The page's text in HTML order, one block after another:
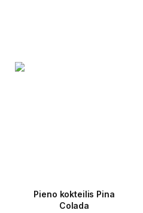
Pieno kokteilis Pina
Colada